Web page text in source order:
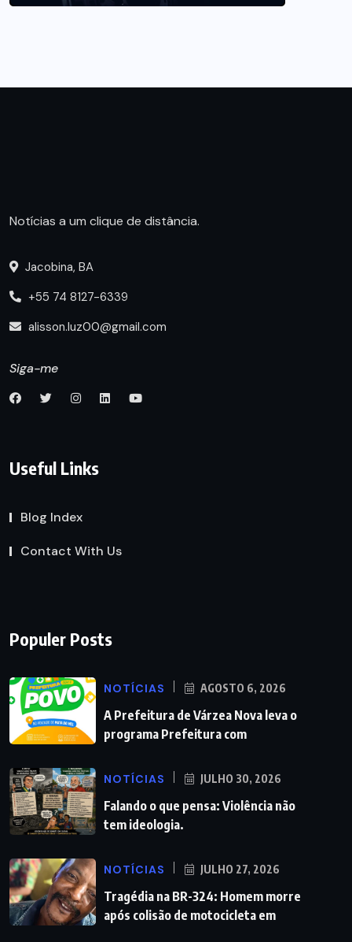
Notícias a um clique de distância.
Jacobina, BA
+55 74 8127-6339
alisson.luz00@gmail.com
Siga-me
Useful Links
Blog Index
Contact With Us
Populer Posts
NOTÍCIAS AGOSTO 6, 2026
A Prefeitura de Várzea Nova leva o
programa Prefeitura com
NOTÍCIAS JULHO 30, 2026
Falando o que pensa: Violência não
tem ideologia.
NOTÍCIAS JULHO 27, 2026
Tragédia na BR-324: Homem morre
após colisão de motocicleta em